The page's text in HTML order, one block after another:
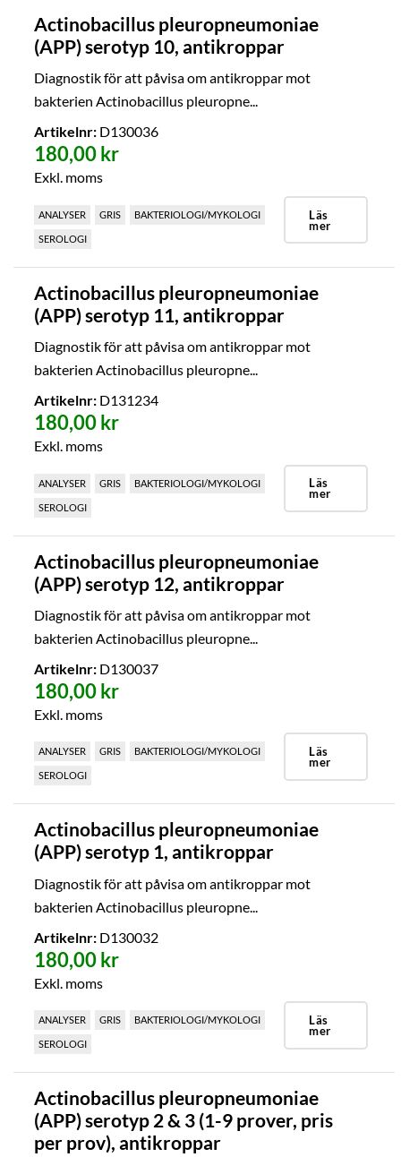
Actinobacillus pleuropneumoniae
(APP) serotyp 10, antikroppar
Diagnostik för att påvisa om antikroppar mot
bakterien Actinobacillus pleuropne...
Artikelnr:D130036
180,00 kr
Exkl. moms
ANALYSER GRIS BAKTERIOLOGI/MYKOLOGI
SEROLOGI
Läs
mer
Actinobacillus pleuropneumoniae
(APP) serotyp 11, antikroppar
Diagnostik för att påvisa om antikroppar mot
bakterien Actinobacillus pleuropne...
Artikelnr:D131234
180,00 kr
Exkl. moms
ANALYSER GRIS BAKTERIOLOGI/MYKOLOGI
SEROLOGI
Läs
mer
Actinobacillus pleuropneumoniae
(APP) serotyp 12, antikroppar
Diagnostik för att påvisa om antikroppar mot
bakterien Actinobacillus pleuropne...
Artikelnr:D130037
180,00 kr
Exkl. moms
ANALYSER GRIS BAKTERIOLOGI/MYKOLOGI
SEROLOGI
Läs
mer
Actinobacillus pleuropneumoniae
(APP) serotyp 1, antikroppar
Diagnostik för att påvisa om antikroppar mot
bakterien Actinobacillus pleuropne...
Artikelnr:D130032
180,00 kr
Exkl. moms
ANALYSER GRIS BAKTERIOLOGI/MYKOLOGI
SEROLOGI
Läs
mer
Actinobacillus pleuropneumoniae
(APP) serotyp 2 & 3 (1-9 prover, pris
per prov), antikroppar